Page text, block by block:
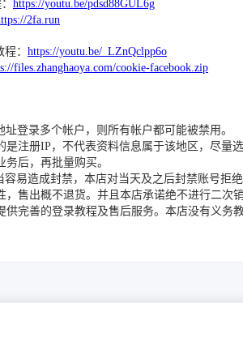
https://youtu.be/pdsd88GUL6g
2fa.run
： https://youtu.be/_LZnQclpp6o
files.zhanghaoya.com/cookie-facebook.zip
登录多个帐户，则所有帐户都可能被禁用。
是注册IP，不代表资料信息属于该地区，尽量
后，再批量购买。
容易造成封禁，本店对当天及之后封禁账号拒绝
，售出概不退货。并且本店承诺绝不进行二次
供完善的登录教程及售后服务。本店没有义务